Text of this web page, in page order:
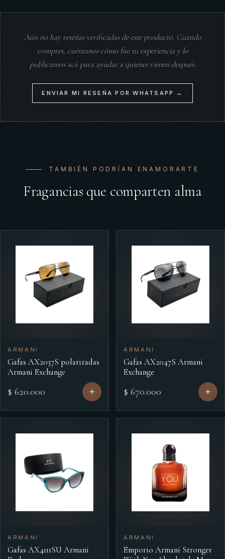
Aún no hay reseñas verificadas de este producto. Cuando
compres, cuéntanos cómo fue tu experiencia y lo
publicamos acá para ayudar a quienes vienen después.
ENVIAR MI RESEÑA POR WHATSAPP →
TAMBIÉN PODRÍAN ENAMORARTE
Fragancias que comparten alma
ARMANI
Gafas AX2037S polarizadas
Armani Exchange
$ 620.000
ARMANI
Gafas AX2047S Armani
Exchange
$ 670.000
ARMANI
Gafas AX4111SU Armani
ARMANI
Emporio Armani Stronger